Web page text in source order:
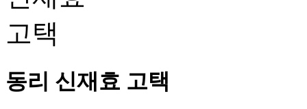
동리 신재효 고택